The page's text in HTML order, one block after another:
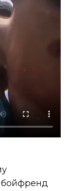
бойфренд